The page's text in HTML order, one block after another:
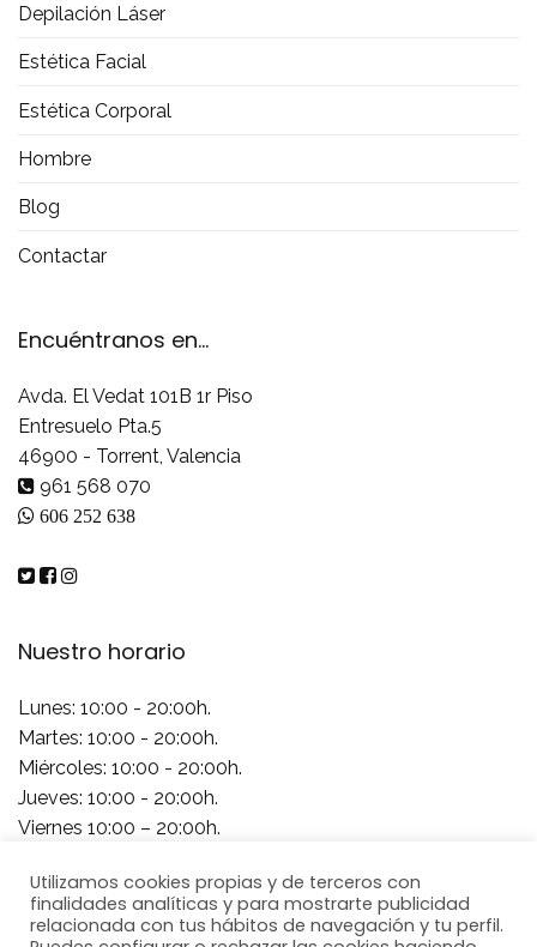
Depilación Láser
Estética Facial
Estética Corporal
Hombre
Blog
Contactar
Encuéntranos en...
Avda. El Vedat 101B 1r Piso
Entresuelo Pta.5
46900 - Torrent, Valencia
961 568 070
606 252 638
Nuestro horario
Lunes: 10:00 - 20:00h.
Martes: 10:00 - 20:00h.
Miércoles: 10:00 - 20:00h.
Jueves: 10:00 - 20:00h.
Viernes 10:00 – 20:00h.
Domingo Cerrado
Utilizamos cookies propias y de terceros con
finalidades analíticas y para mostrarte publicidad
relacionada con tus hábitos de navegación y tu perfil.